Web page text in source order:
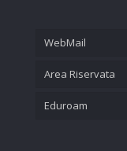
WebMail
Area Riservata
Eduroam